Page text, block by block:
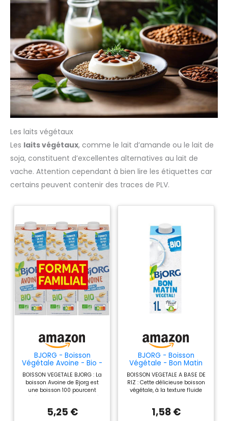
Les laits végétaux
Les laits végétaux, comme le lait d’amande ou le lait de
soja, constituent d’excellentes alternatives au lait de
vache. Attention cependant à bien lire les étiquettes car
certains peuvent contenir des traces de PLV.
BJORG - Boisson
Végétale Avoine - Bio -
3 x 1 L
BOISSON VEGETALE BJORG : La
boisson Avoine de Bjorg est
une boisson 100 pourcent
végétale au goût céréalier, à
journée ou à intégrer dans vos
5,25 €
BJORG - Boisson
Végétale - Bon Matin
Végétal - Bio - 1 L
BOISSON VEGETALE A BASE DE
RIZ : Cette délicieuse boisson
végétale, à la texture fluide
et gourmande à savourer à
1,58 €